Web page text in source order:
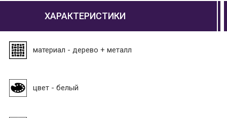
ХАРАКТЕРИСТИКИ
материал - дерево + металл
цвет - белый